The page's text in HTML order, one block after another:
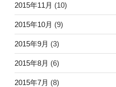
2015年11月 (10)
2015年10月 (9)
2015年9月 (3)
2015年8月 (6)
2015年7月 (8)